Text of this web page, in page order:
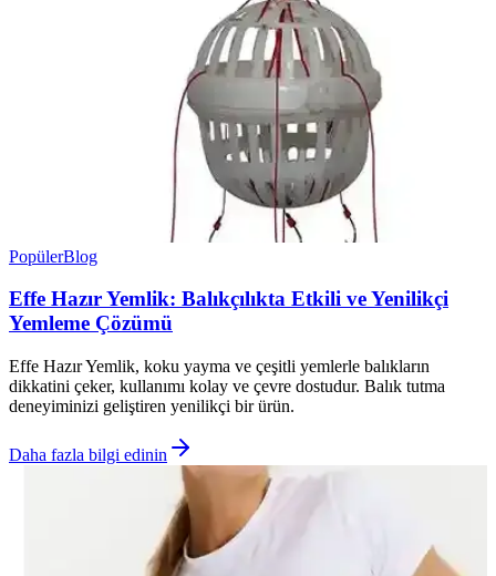
PopülerBlog
Effe Hazır Yemlik: Balıkçılıkta Etkili ve Yenilikçi
Yemleme Çözümü
Effe Hazır Yemlik, koku yayma ve çeşitli yemlerle balıkların
dikkatini çeker, kullanımı kolay ve çevre dostudur. Balık tutma
deneyiminizi geliştiren yenilikçi bir ürün.
Daha fazla bilgi edinin